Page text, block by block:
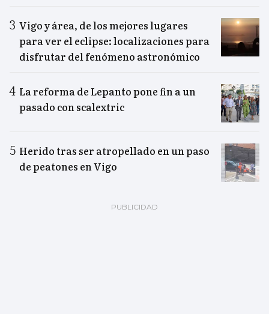
Vigo y área, de los mejores lugares
para ver el eclipse: localizaciones para
disfrutar del fenómeno astronómico
La reforma de Lepanto pone fin a un
pasado con scalextric
Herido tras ser atropellado en un paso
de peatones en Vigo